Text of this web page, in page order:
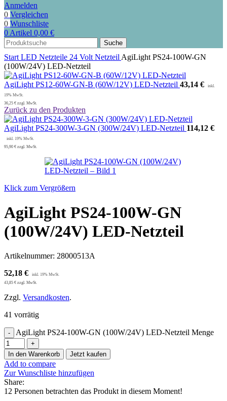
Anmelden
0 Vergleichen
0 Wunschliste
0 Artikel 0,00 €
Suche
Start LED Netzteile 24 Volt Netzteil AgiLight PS24-100W-GN
(100W/24V) LED-Netzteil
AgiLight PS12-60W-GN-B (60W/12V) LED-Netzteil 43,14 €
36,25 € zzgl. MwSt.
Zurück zu den Produkten
AgiLight PS24-300W-3-GN (300W/24V) LED-Netzteil 114,12 €
95,90 € zzgl. MwSt.
Klick zum Vergrößern
AgiLight PS24-100W-GN
(100W/24V) LED-Netzteil
Artikelnummer: 28000513A
52,18 €
43,85 € zzgl. MwSt.
Zzgl. Versandkosten.
41 vorrätig
AgiLight PS24-100W-GN (100W/24V) LED-Netzteil Menge
In den Warenkorb Jetzt kaufen
Add to compare
Zur Wunschliste hinzufügen
Share:
12 Personen betrachten das Produkt in diesem Moment!